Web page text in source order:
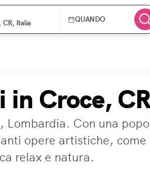
CR, Italia
QUANDO
in Croce,
Lombardia. Con una
opere artistiche, come
relax e natura.